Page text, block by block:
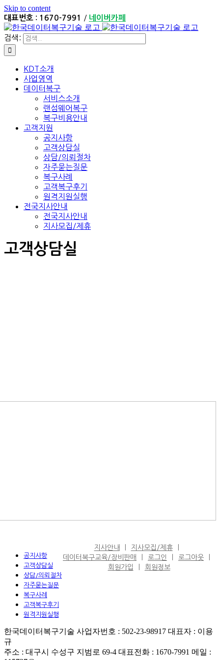
Skip to content
대표번호 : 1670-7991 / 네이버카페
검색:
KDT소개
사업영역
데이터복구
서비스소개
랜섬웨어복구
복구비용안내
고객지원
공지사항
고객상담실
상담/의뢰절차
자주묻는질문
복구사례
고객복구후기
원격지원실행
전국지사안내
전국지사안내
지사모집/제휴
고객상담실
공지사항
고객상담실
상담/의뢰절차
자주묻는질문
복구사례
고객복구후기
원격지원실행
지사안내
지사모집/제휴
데이터복구교육/장비판매
로그인
로그아웃
회원가입
회원정보
한국데이터복구기술 사업자번호 : 502-23-98917 대표자 : 이용
규
주소 : 대구시 수성구 지범로 69-4 대표전화 : 1670-7991 메일 :